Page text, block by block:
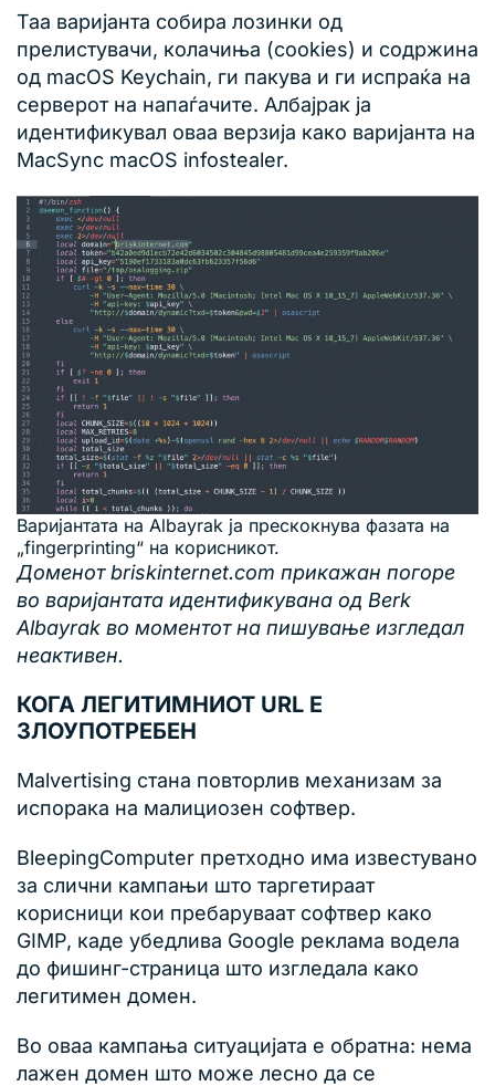
Таа варијанта собира лозинки од
прелистувачи, колачиња (cookies) и содржина
од macOS Keychain, ги пакува и ги испраќа на
серверот на напаѓачите. Албајрак ја
идентификувал оваа верзија како варијанта на
MacSync macOS infostealer.
Варијантата на Albayrak ја прескокнува фазата на
„fingerprinting“ на корисникот.
Доменот briskinternet.com прикажан погоре
во варијантата идентификувана од Berk
Albayrak во моментот на пишување изгледал
неактивен.
КОГА ЛЕГИТИМНИОТ URL Е
ЗЛОУПОТРЕБЕН
Malvertising стана повторлив механизам за
испорака на малициозен софтвер.
BleepingComputer претходно има известувано
за слични кампањи што таргетираат
корисници кои пребаруваат софтвер како
GIMP, каде убедлива Google реклама водела
до фишинг-страница што изгледала како
легитимен домен.
Во оваа кампања ситуацијата е обратна: нема
лажен домен што може лесно да се